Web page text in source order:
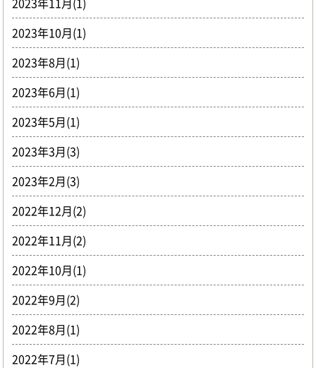
2023年10月(1)
2023年8月(1)
2023年6月(1)
2023年5月(1)
2023年3月(3)
2023年2月(3)
2022年12月(2)
2022年11月(2)
2022年10月(1)
2022年9月(2)
2022年8月(1)
2022年7月(1)